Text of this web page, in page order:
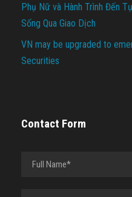
Phụ Nữ và Hành Trình Đến
Sống Qua Giao Dịch
VN may be upgraded to
Securities
Contact Form